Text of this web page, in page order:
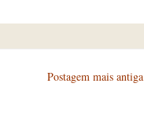
Postagem mais antiga